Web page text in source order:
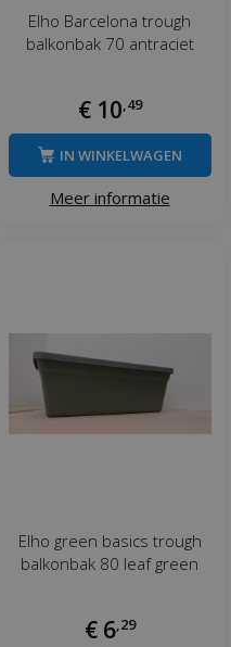
Elho Barcelona trough
balkonbak 70 antraciet
€ 10,49
Meer informatie
IN WINKELWAGEN
Elho green basics trough
balkonbak 80 leaf green
€ 6,29